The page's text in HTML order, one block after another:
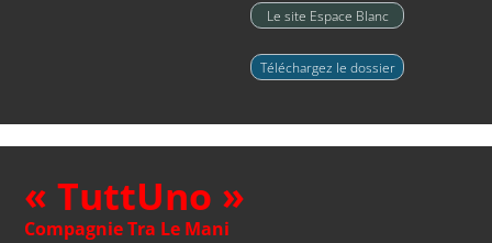
Le site Espace Blanc
Téléchargez le dossier
« TuttUno »
Compagnie Tra Le Mani